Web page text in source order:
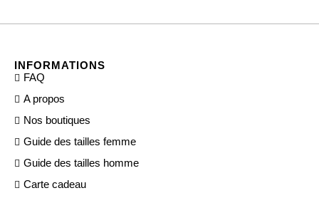
INFORMATIONS
FAQ
A propos
Nos boutiques
Guide des tailles femme
Guide des tailles homme
Carte cadeau